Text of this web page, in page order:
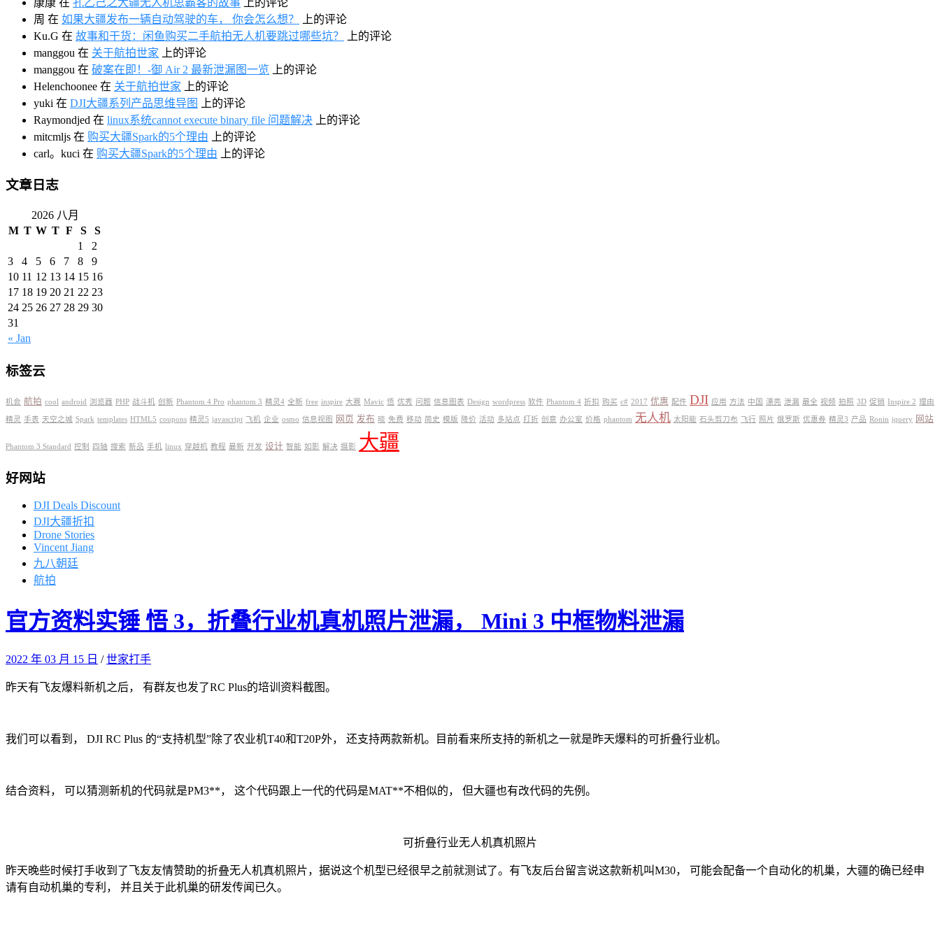
周 在 如果大疆发布一辆自动驾驶的车， 你会怎么想？
上的评论
Ku.G 在 故事和干货：闲鱼购买二手航拍无人机要跳过哪些坑？
上的评论
manggou 在 关于航拍世家 上的评论
manggou 在 破案在即！-御 Air 2 最新泄漏图一览 上的评论
Helenchoonee 在 关于航拍世家 上的评论
yuki 在 DJI大疆系列产品思维导图
上的评论
Raymondjed 在 linux系统cannot execute binary file 问题解决 上的评论
mitcmljs 在 购买大疆Spark的5个理由 上的评论
carl。kuci 在 购买大疆Spark的5个理由 上的评论
文章日志
2026 八月
M T W T F S S
« Jan
1
2
3
4 5 6 7 8
9
10 11 12 13 14 15 16
17 18 19 20 21 22 23
24 25 26 27 28 29 30
31
标签云
机会 航拍 cool android 浏览器 PHP 战斗机 创新 Phantom 4 Pro phantom 3 精灵4 全新 free inspire 大赛 Mavic 悟 优秀 问题 信息图表 Design wordpress 软件 Phantom 4 折扣 购买 c# 2017 优惠 配件 DJI 应用 方法 中国 漂亮 泄漏 最全 视频 拍照 3D 促销 Inspire 2 理由
精灵 手表 天空之城 Spark templates HTML5 coupons 精灵5 javascript 飞机 企业 osmo 信息视图 网页 发布 晓 免费 移动 简史 模版 降价 活动 多站点 打折 创意 办公室 价格 phantom 无人机 太阳能 石头剪刀布 飞行 照片 俄罗斯 优惠券 精灵3 产品 Ronin jquery 网站
Phantom 3 Standard 控制 四轴 搜索 新品 手机 linux 穿越机 教程 最新 开发 设计 智能 如影 解决 摄影 大疆
好网站
DJI Deals Discount
DJI大疆折扣
Drone Stories
Vincent Jiang
九八朝廷
航拍
官方资料实锤 悟 3，折叠行业机真机照片泄漏， Mini 3 中框物料泄漏
2022 年 03 月 15 日 /世家打手
昨天有飞友爆料新机之后， 有群友也发了RC Plus的培训资料截图。
我们可以看到， DJI RC Plus 的“支持机型”除了农业机T40和T20P外， 还支持两款新机。目前看来所支持的新机之一就是昨天爆料的可折叠行业机。
结合资料， 可以猜测新机的代码就是PM3**， 这个代码跟上一代的代码是MAT**不相似的， 但大疆也有改代码的先例。
可折叠行业无人机真机照片
昨天晚些时候打手收到了飞友友情赞助的折叠无人机真机照片，据说这个机型已经很早之前就测试了。有飞友后台留言说这款新机叫M30， 可能会配备一个自动化的机巢，大疆的确已经申
请有自动机巢的专利， 并且关于此机巢的研发传闻已久。